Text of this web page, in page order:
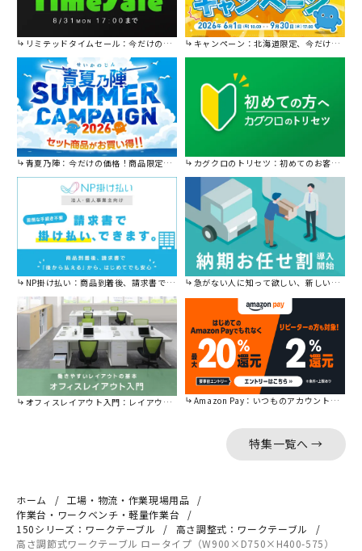
リミテッドタイムセール：今だけの限定セール。 キャンペーン：北海道限定、今だけ送料無料！
青夏乃陣：今だけの価格！商品限定セール開催中です。 カグクロのトリセツ：初めてのお客様はこちら。
NP掛け払い：商品到着後、請求書で後から払えます。 急がない人に知って欲しい、新しい割引を始めました。
オフィスレイアウト入門：レイアウトの基本をご紹介。 Amazon Pay：いつものアカウントで簡単に決済可能。
特集一覧へ →
ホーム
工場・物流・作業現場用品
作業台・ワークベンチ・軽量作業台
150シリーズ：ワークテーブル
高さ調整式：ワークテーブル
高さ調節式ワークテーブル ロータイプ（W900×D750×H400-575）